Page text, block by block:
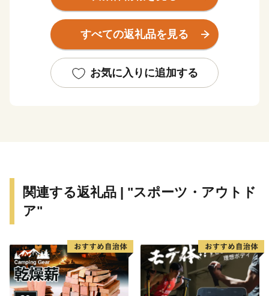
色鮮やかなスイセン、カラフルで可愛らしいチューリッ
プ、そして、『死ぬまでに行きたい！世界の絶景』と評
され空の青・海の青のハーモニーが美しいネモフィラが
現す新緑のコキアは、秋にかけて赤と緑のグラデーショ
ンを表現し、10月頃には『紅葉コキア』として一面を真
たい海の幸。 那珂湊おさかな市場では、旬の魚介類や
近海で採れる地魚が豊富に揃う魚市場で、県内外から年
のお寿司や新鮮な海の幸が盛りだくさんの海鮮丼を心ゆ
くまでご堪能いただけます。その他、たこの加工生産量
日本一を誇り、多数の水産加工会社では様々な商品の製
造、オリジナル商品の開発が盛んに行われています。ま
すべての返礼品を見る
お気に入りに追加する
関連する返礼品 | "スポーツ・アウトド
ア"